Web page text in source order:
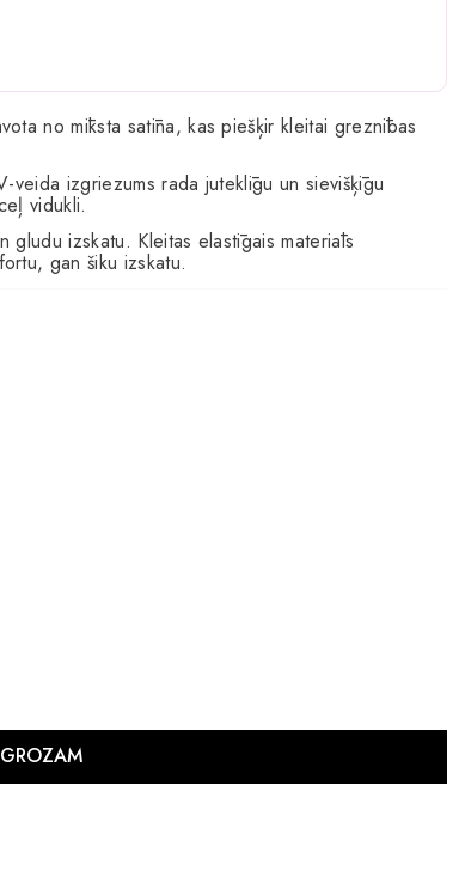
no mīksta satīna, kas piešķir kleitai greznības
izgriezums rada juteklīgu un sievišķīgu
vidukli.
gludu izskatu. Kleitas elastīgais materiāls
gan šiku izskatu.